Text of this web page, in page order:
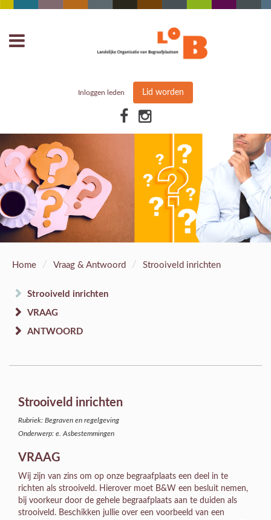
Inloggen leden Lid worden
Home / Vraag & Antwoord / Strooiveld inrichten
Strooiveld inrichten
VRAAG
ANTWOORD
Strooiveld inrichten
Rubriek: Begraven en regelgeving
Onderwerp: e. Asbestemmingen
VRAAG
Wij zijn van zins om op onze begraafplaats een deel in te
richten als strooiveld. Hierover moet B&W een besluit nemen,
bij voorkeur door de gehele begraafplaats aan te duiden als
strooiveld. Beschikken jullie over een voorbeeld van een